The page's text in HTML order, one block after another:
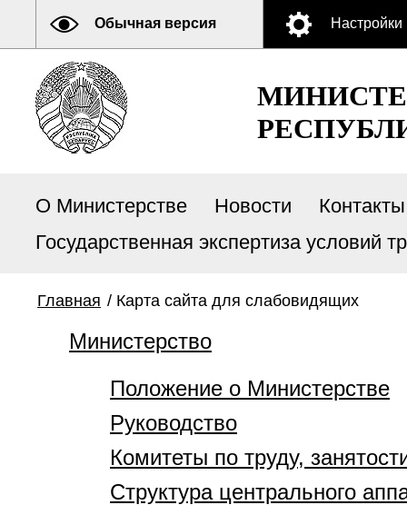
Обычная версия Настройки
О Министерстве Новости
Контакты
Государственная экспертиза условий
Главная / Карта сайта для слабовидящих
Министерство
Положение о Министерстве
Руководство
Комитеты по труду,
Структура центрального